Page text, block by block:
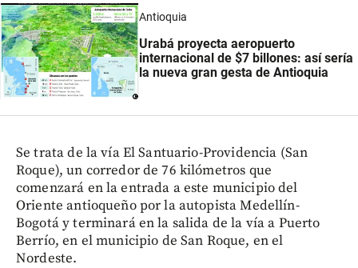
Antioquia
Urabá proyecta aeropuerto
internacional de $7 billones: así sería
la nueva gran gesta de Antioquia
Se trata de la vía El Santuario-Providencia (San
Roque), un corredor de 76 kilómetros que
comenzará en la entrada a este municipio del
Oriente antioqueño por la autopista Medellín-
Bogotá y terminará en la salida de la vía a Puerto
Berrío, en el municipio de San Roque, en el
Nordeste.